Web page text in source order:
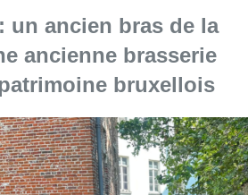
un ancien bras de la
ancienne brasserie
bruxellois